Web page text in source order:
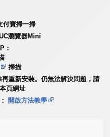
付寶掃一掃
瀏覽器Mini
：
掃描
重新安裝。仍無法解決問題，請
頁網址
開啟方法教學